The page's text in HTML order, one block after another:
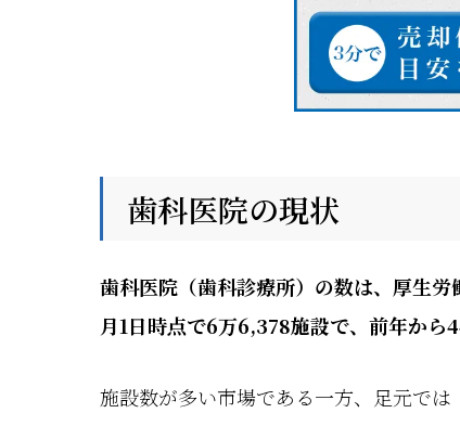
歯科医院の現状
歯科医院（歯科診療所）の数は、厚生
月1日時点で6万6,378施設で、前年から
施設数が多い市場である一方、足元で